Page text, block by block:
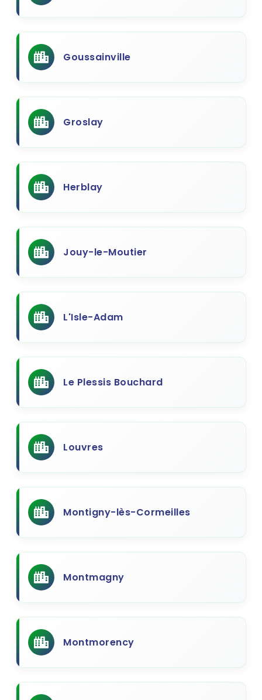
Goussainville
Groslay
Herblay
Jouy-le-Moutier
L'Isle-Adam
Le Plessis Bouchard
Louvres
Montigny-lès-Cormeilles
Montmagny
Montmorency